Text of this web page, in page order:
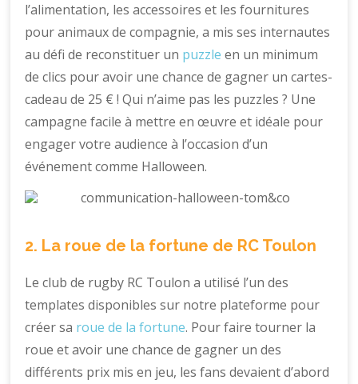
l’alimentation, les accessoires et les fournitures
pour animaux de compagnie, a mis ses internautes
au défi de reconstituer un puzzle en un minimum
de clics pour avoir une chance de gagner un cartes-
cadeau de 25 € ! Qui n’aime pas les puzzles ? Une
campagne facile à mettre en œuvre et idéale pour
engager votre audience à l’occasion d’un
événement comme Halloween.
2. La roue de la fortune de RC Toulon
Le club de rugby RC Toulon a utilisé l’un des
templates disponibles sur notre plateforme pour
créer sa roue de la fortune. Pour faire tourner la
roue et avoir une chance de gagner un des
différents prix mis en jeu, les fans devaient d’abord